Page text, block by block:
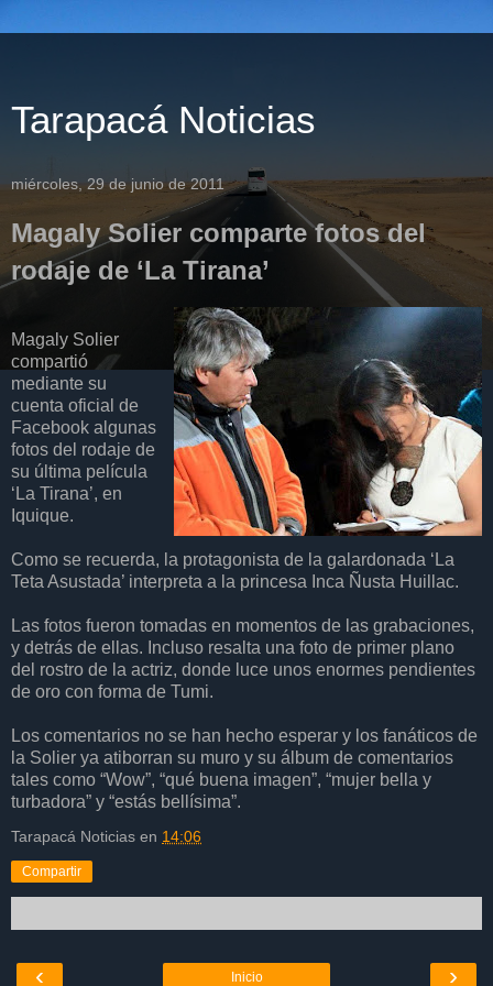
Tarapacá Noticias
miércoles, 29 de junio de 2011
Magaly Solier comparte fotos del
rodaje de ‘La Tirana’
Magaly Solier
compartió
mediante su
cuenta oficial de
Facebook algunas
fotos del rodaje de
su última película
‘La Tirana’, en
Iquique.
Como se recuerda, la protagonista de la galardonada ‘La
Teta Asustada’ interpreta a la princesa Inca Ñusta Huillac.
Las fotos fueron tomadas en momentos de las grabaciones,
y detrás de ellas. Incluso resalta una foto de primer plano
del rostro de la actriz, donde luce unos enormes pendientes
de oro con forma de Tumi.
Los comentarios no se han hecho esperar y los fanáticos de
la Solier ya atiborran su muro y su álbum de comentarios
tales como “Wow”, “qué buena imagen”, “mujer bella y
turbadora” y “estás bellísima”.
Tarapacá Noticias en 14:06
Compartir
‹ ›
Inicio